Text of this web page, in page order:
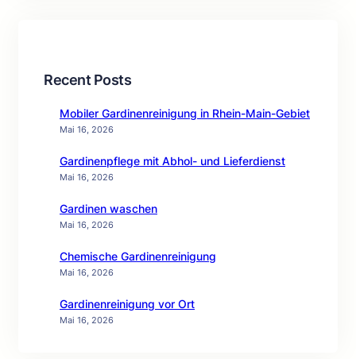
Recent Posts
Mobiler Gardinenreinigung in Rhein-Main-Gebiet
Mai 16, 2026
Gardinenpflege mit Abhol- und Lieferdienst
Mai 16, 2026
Gardinen waschen
Mai 16, 2026
Chemische Gardinenreinigung
Mai 16, 2026
Gardinenreinigung vor Ort
Mai 16, 2026